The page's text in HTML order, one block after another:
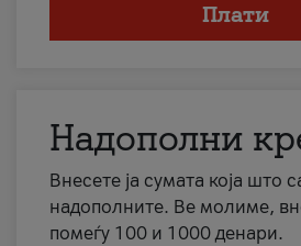
Плати
Надополни
Внесете ја сумата која што
надополните. Ве молиме,
помеѓу 100 и 1000 денари.